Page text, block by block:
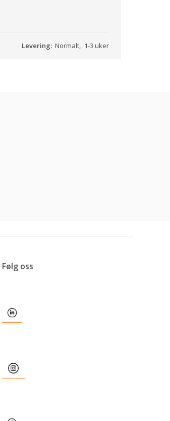
Levering: Normalt, 1-3 uker
Følg oss